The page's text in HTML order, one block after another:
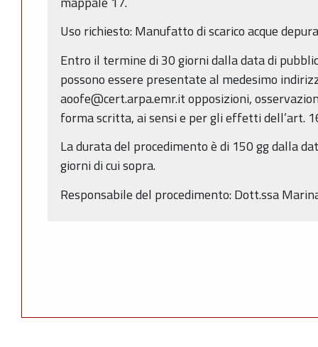
Uso richiesto: Manufatto di scarico acque
Entro il termine di 30 giorni dalla data di
possono essere presentate al medesimo
aoofe@cert.arpa.emr.it opposizioni,
forma scritta, ai sensi e per gli effetti dell’art.
La durata del procedimento è di 150 gg dalla
giorni di cui sopra.
Responsabile del procedimento: Dott.ssa